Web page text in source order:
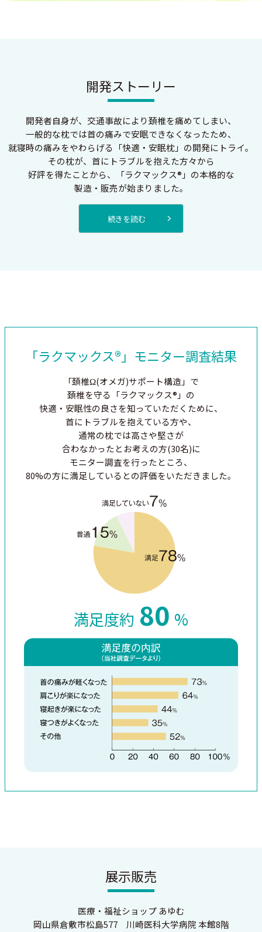
開発ストーリー
開発者自身が、交通事故により頚椎を痛めてしまい、
一般的な枕では首の痛みで安眠できなくなったため、
就寝時の痛みをやわらげる 「快適・安眠枕」 の開発にトライ。
その枕が、 首にトラブルを抱えた方々から
好評を得たことから、
「ラクマックス®」 の本格的な
製造・販売が始まりました。
続きを読む
「ラクマックス®」 モニター調査結果
「頚椎Ω(オメガ)サポート構造」で
頚椎を守る「ラクマックス®」の
快適・安眠性の良さを知っていただくために、
首にトラブルを抱えている方や、
通常の枕では高さや堅さが
合わなかったとお考えの方(30名)に
モニター調査を行ったところ、
80%の方に満足しているとの評価をいただきました。
満足度約 80 %
展示販売
医療・福祉ショップ あゆむ
岡山県倉敷市松島577 川崎医科大学病院 本館8階